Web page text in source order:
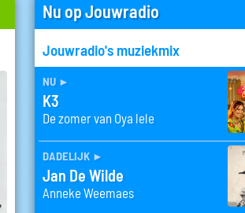
Nu op Jouwradio
Jouwradio's muziekmix
nu ►
K3
De zomer van Oya lele
dadelijk ►
Jan De Wilde
Anneke Weemaes